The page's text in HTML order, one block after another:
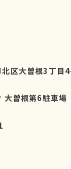
北区大曽根3丁目
大曽根第6駐車場